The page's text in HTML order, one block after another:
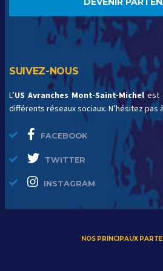
SUIVEZ-NOUS
L’US Avranches Mont-Saint-Michel est
différents réseaux sociaux. N’hésitez pas
FACEBOOK
TWITTER
INSTAGRAM
NOS PRINCIPAUX